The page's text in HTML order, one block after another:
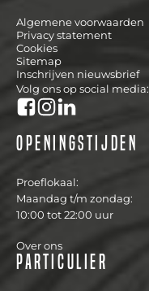
Algemene voorwaarden
Privacy statement
Cookies
Sitemap
Inschrijven nieuwsbrief
Volg ons op social media:
Openingstijden
Proeflokaal:
Maandag t/m zondag:
10:00 tot 22:00 uur
Over ons
Particulier